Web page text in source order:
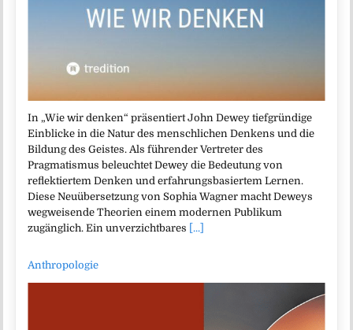
In „Wie wir denken“ präsentiert John Dewey tiefgründige
Einblicke in die Natur des menschlichen Denkens und die
Bildung des Geistes. Als führender Vertreter des
Pragmatismus beleuchtet Dewey die Bedeutung von
reflektiertem Denken und erfahrungsbasiertem Lernen.
Diese Neuübersetzung von Sophia Wagner macht Deweys
wegweisende Theorien einem modernen Publikum
zugänglich. Ein unverzichtbares [...]
Anthropologie